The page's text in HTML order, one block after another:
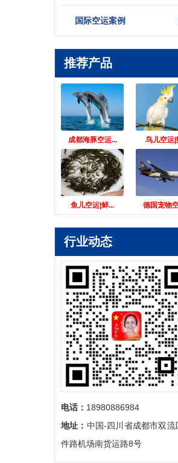
国际空运案例
推荐产品
成都海豚空运... 鸟儿空运|
鱼儿空运|鲜... 德国宠物
行业动态
电话： 18980886984
地址： 中国-四川省成都市双流
件路机场南货运路8号